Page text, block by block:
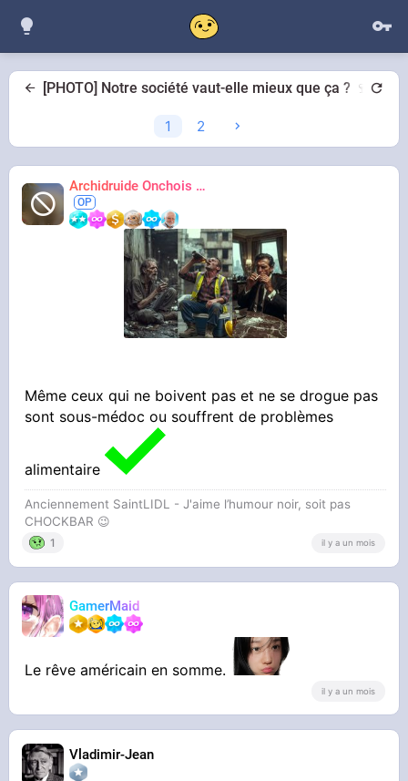
[PHOTO] Notre société vaut-elle mieux que ça ?
1 2
Archidruide Onchois
🍀️🌩️🐻️
Même ceux qui ne boivent pas et ne se drogue pas
sont sous-médoc ou souffrent de problèmes
alimentaire
Anciennement SaintLIDL - J'aime l’humour noir, soit pas
CHOCKBAR 😉️
1 il y a un mois
GamerMaid
Le rêve américain en somme.
il y a un mois
Vladimir-Jean